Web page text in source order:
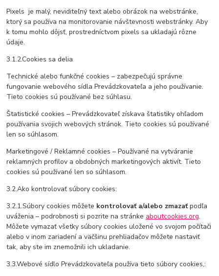
Pixels je malý, neviditeľný text alebo obrázok na webstránke,
ktorý sa používa na monitorovanie návštevnosti webstránky. Aby
k tomu mohlo dôjsť, prostredníctvom pixels sa ukladajú rôzne
údaje.
3.1.2.Cookies sa delia
Technické alebo funkčné cookies – zabezpečujú správne
fungovanie webového sídla Prevádzkovateľa a jeho používanie.
Tieto cookies sú používané bez súhlasu.
Štatistické cookies – Prevádzkovateľ získava štatistiky ohľadom
používania svojich webových stránok. Tieto cookies sú používané
len so súhlasom.
Marketingové / Reklamné cookies – Používané na vytváranie
reklamných profilov a obdobných marketingových aktivít. Tieto
cookies sú používané len so súhlasom.
3.2.Ako kontrolovať súbory cookies:
3.2.1.Súbory cookies môžete kontrolovať a/alebo zmazaťpodľa
uváženia – podrobnosti si pozrite na stránke aboutcookies.org.
Môžete vymazať všetky súbory cookies uložené vo svojom počítači
alebo v inom zariadení a väčšinu prehliadačov môžete nastaviť
tak, aby ste im znemožnili ich ukladanie.
3.3.Webové sídlo Prevádzkovateľa používa tieto súbory cookies,: